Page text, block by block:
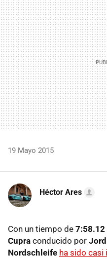
19 Mayo 2015
Héctor Ares
Con un tiempo de
Cupra conducido por
Nordschleife ha sido casi